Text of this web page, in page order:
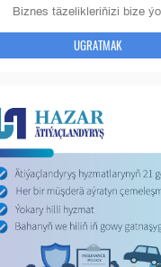
Biznes täzelikleriňizi bize
UGRATMAK